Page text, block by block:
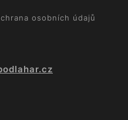
osobních údajů